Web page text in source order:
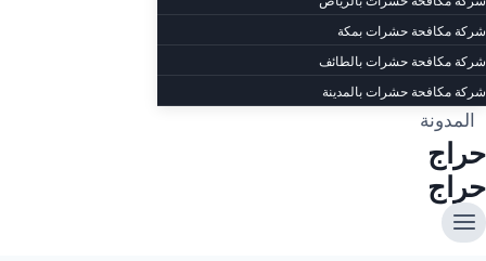
شركة مكافحة حشرات بمكة
شركة مكافحة حشرات بالطائف
شركة مكافحة حشرات بالمدينة
المدونة
حراج
حراج